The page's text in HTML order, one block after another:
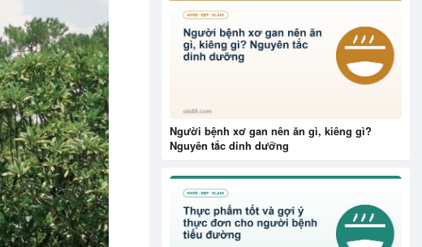
Người bệnh xơ gan nên ăn gì, kiêng gì?
Nguyên tắc dinh dưỡng